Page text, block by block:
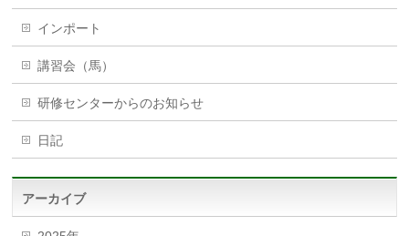
インポート
講習会（馬）
研修センターからのお知らせ
日記
アーカイブ